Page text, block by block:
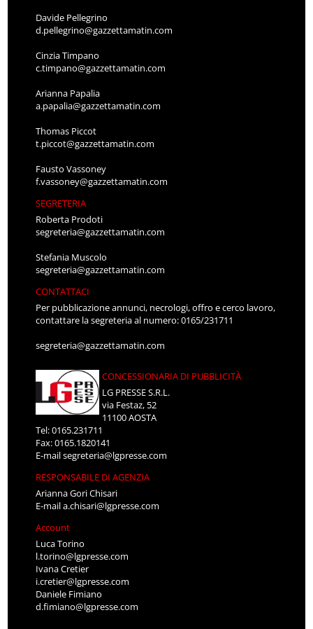
Davide Pellegrino
d.pellegrino@gazzettamatin.com
Cinzia Timpano
c.timpano@gazzettamatin.com
Arianna Papalia
a.papalia@gazzettamatin.com
Thomas Piccot
t.piccot@gazzettamatin.com
Fausto Vassoney
f.vassoney@gazzettamatin.com
SEGRETERIA
Roberta Prodoti
segreteria@gazzettamatin.com
Stefania Muscolo
segreteria@gazzettamatin.com
CONTATTACI
Per pubblicazione annunci, necrologi, offro e cerco lavoro,
contattare la segreteria al numero: 0165/231711
segreteria@gazzettamatin.com
CONCESSIONARIA DI PUBBLICITÀ
LG PRESSE S.R.L.
via Festaz, 52
11100 AOSTA
Tel: 0165.231711
Fax: 0165.1820141
E-mailsegreteria@lgpresse.com
RESPONSABILE DI AGENZIA
Arianna Gori Chisari
E-maila.chisari@lgpresse.com
Account
Luca Torino
l.torino@lgpresse.com
Ivana Cretier
i.cretier@lgpresse.com
Daniele Fimiano
d.fimiano@lgpresse.com